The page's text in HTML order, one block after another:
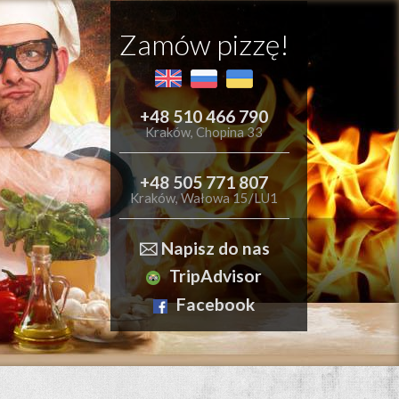
Zamów pizzę!
+48 510 466 790
Kraków, Chopina 33
+48 505 771 807
Kraków, Wałowa 15/LU1
🖂 Napisz do nas
TripAdvisor
Facebook